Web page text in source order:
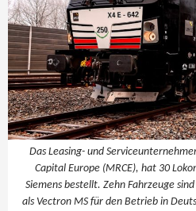
Das Leasing- und
Capital Europe (MRCE), hat 30
Siemens bestellt. Zehn Fahrzeuge
als Vectron MS für den Betrieb in